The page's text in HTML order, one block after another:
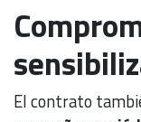
El contrato